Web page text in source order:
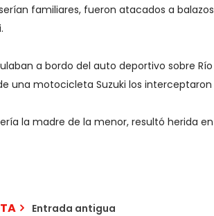
familiares, fueron atacados a
a bordo del auto deportivo sobre
una motocicleta Suzuki los interceptaron
la madre de la menor, resultó herida
Entrada antigua